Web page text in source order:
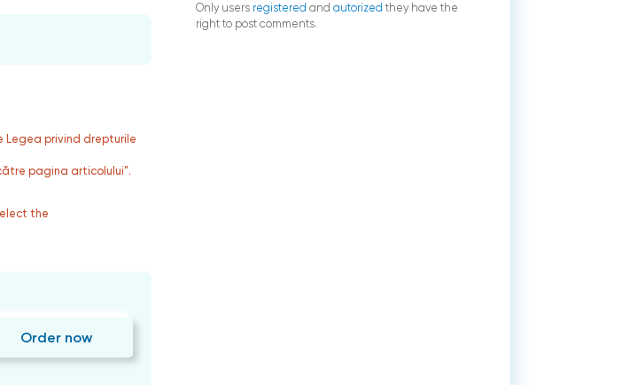
Legea privind drepturile
pagina articolului”.
the
Order now
Only users registered and autorized they have the
right to post comments.